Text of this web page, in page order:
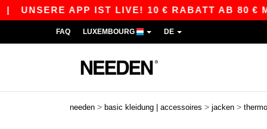
APP IST LIVE! 10 € RABATT AB 80 € MIT
FAQ LUXEMBOURG DE
needen > basic kleidung | accessoires > jacken >